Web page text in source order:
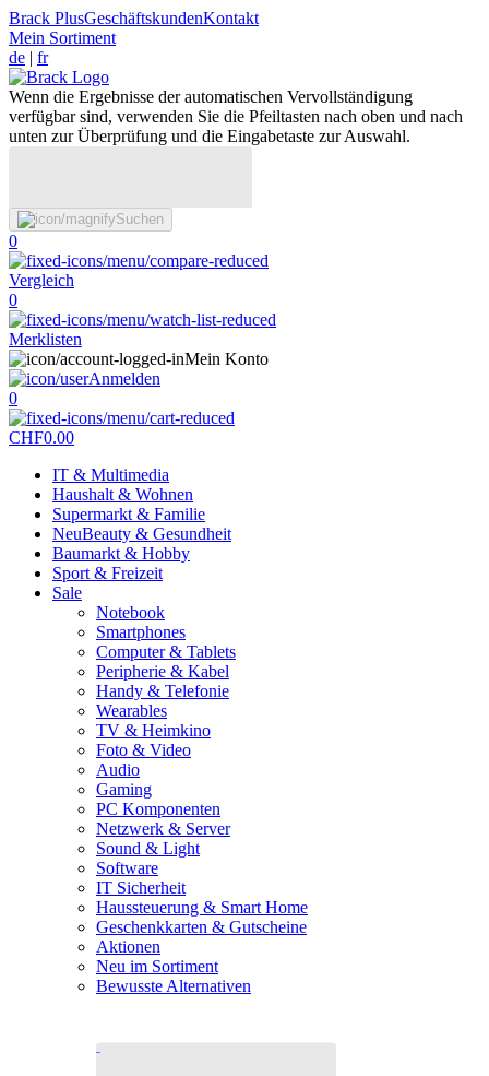
Brack PlusGeschäftskundenKontakt
Mein Sortiment
de | fr
Wenn die Ergebnisse der automatischen Vervollständigung
verfügbar sind, verwenden Sie die Pfeiltasten nach oben und nach
unten zur Überprüfung und die Eingabetaste zur Auswahl.
Suchen
0
Vergleich
0
Merklisten
Mein Konto
Anmelden
0
CHF0.00
IT & Multimedia
Haushalt & Wohnen
Supermarkt & Familie
NeuBeauty & Gesundheit
Baumarkt & Hobby
Sport & Freizeit
Sale
Notebook
Smartphones
Computer & Tablets
Peripherie & Kabel
Handy & Telefonie
Wearables
TV & Heimkino
Foto & Video
Audio
Gaming
PC Komponenten
Netzwerk & Server
Sound & Light
Software
IT Sicherheit
Haussteuerung & Smart Home
Geschenkkarten & Gutscheine
Aktionen
Neu im Sortiment
Bewusste Alternativen